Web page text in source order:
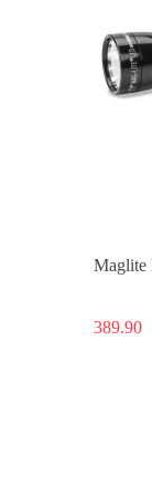
389.90